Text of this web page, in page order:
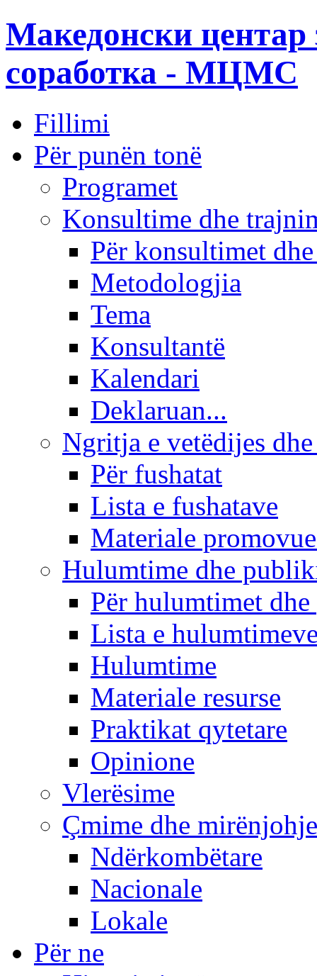
Македонски центар
соработка - МЦМС
Fillimi
Për punën tonë
Programet
Konsultime dhe
Për konsultimet
Metodologjia
Tema
Konsultantë
Kalendari
Deklaruan...
Ngritja e vetëdijes
Për fushatat
Lista e fushatave
Materiale
Hulumtime dhe
Për hulumtimet
Lista e
Hulumtime
Materiale resurse
Praktikat qytetare
Opinione
Vlerësime
Çmime dhe mirënjohje
Ndërkombëtare
Nacionale
Lokale
Për ne